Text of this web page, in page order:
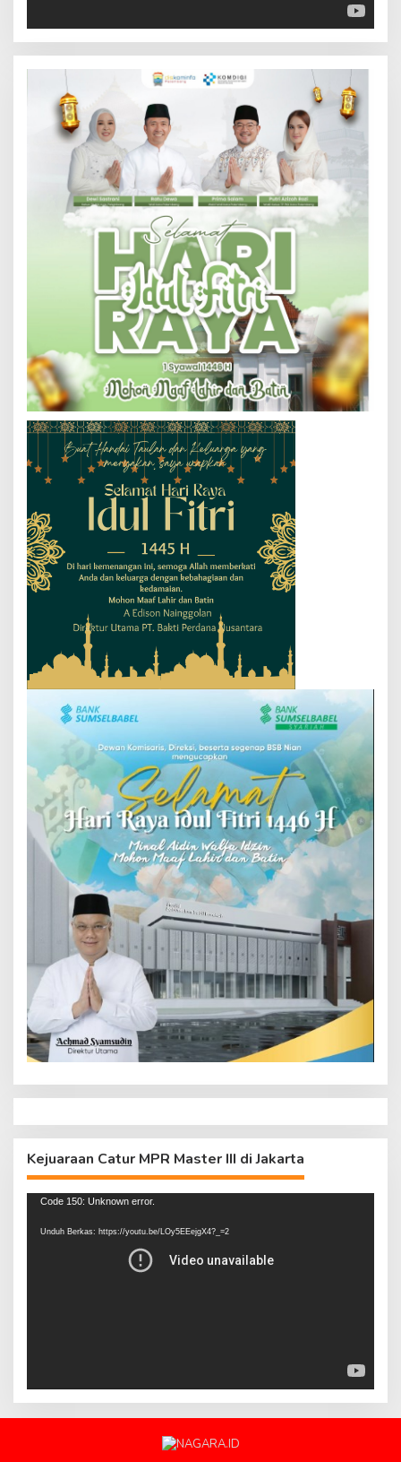
Kejuaraan Catur MPR Master III di Jakarta
Pemutar
Code 150: Unknown error.
Unduh Berkas: https://youtu.be/LOy5EEejgX4?_=2